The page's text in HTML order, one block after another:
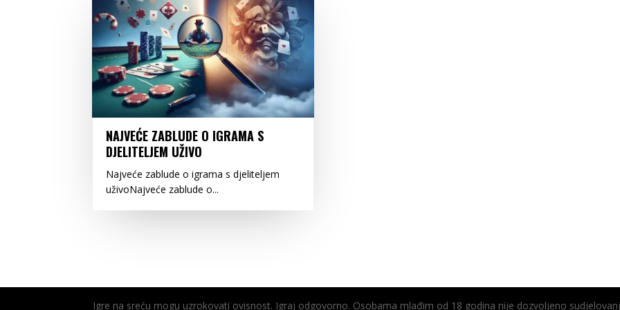
NAJVEĆE ZABLUDE O IGRAMA S
DJELITELJEM UŽIVO
Najveće zablude o igrama s djeliteljem
uživoNajveće zablude o...
Igre na sreću mogu uzrokovati ovisnost. Igraj odgovorno. Osobama mlađim od 18 godina nije dozvoljeno